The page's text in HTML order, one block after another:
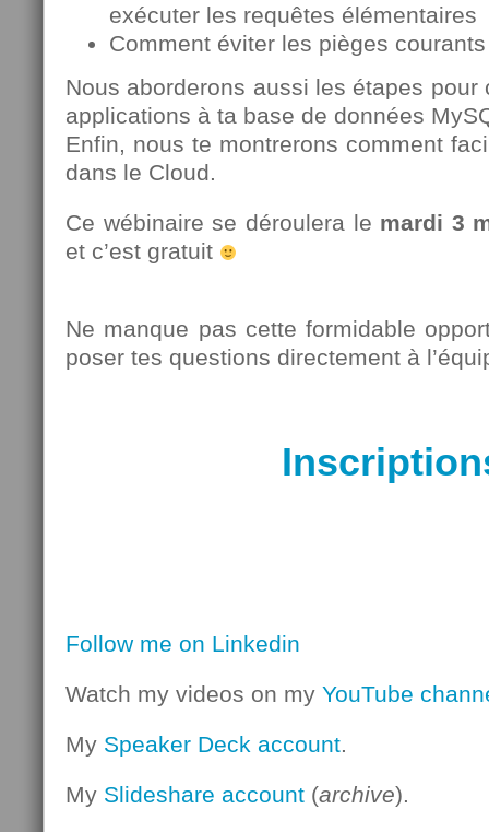
exécuter les requêtes élémentaires
Comment éviter les pièges courants
Nous aborderons aussi les étapes pour
applications à ta base de données
Enfin, nous te montrerons comment
dans le Cloud.
Ce wébinaire se déroulera le mardi 3
et c’est gratuit
Ne manque pas cette formidable
poser tes questions directement à
Follow me on Linkedin
Watch my videos on my YouTube
My Speaker Deck account.
My Slideshare account (archive).